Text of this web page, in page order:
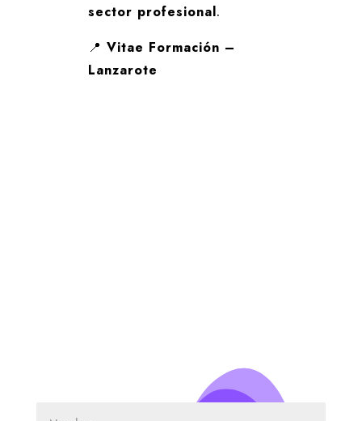
sector profesional.
📍Vitae Formación –
Lanzarote